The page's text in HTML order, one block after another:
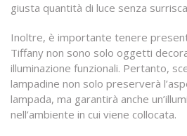
giusta quantità di luce senza
Inoltre, è importante tenere
Tiffany non sono solo oggetti
illuminazione funzionali. Pertanto,
lampadine non solo preserverà
lampada, ma garantirà anche
nell’ambiente in cui viene collocata.